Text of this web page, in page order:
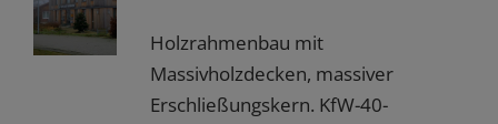
Holzrahmenbau mit
Massivholzdecken, massiver
Erschließungskern. KfW-40-